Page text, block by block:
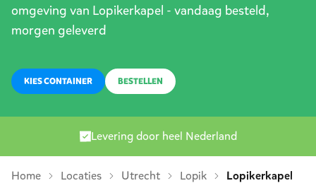
omgeving van Lopikerkapel - vandaag besteld,
morgen geleverd
KIES CONTAINER BESTELLEN
Levering door heel Nederland
Home Locaties Utrecht Lopik Lopikerkapel